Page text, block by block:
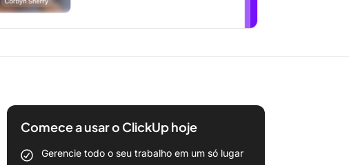
Comece a usar o ClickUp hoje
Gerencie todo o seu trabalho em um só lugar